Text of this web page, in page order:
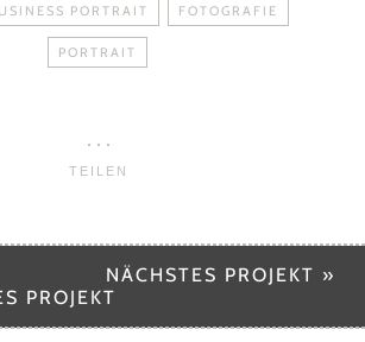
PORTRAIT FOTOGRAFIE
PORTRAIT
TEILEN
NÄCHSTES PROJEKT »
PROJEKT